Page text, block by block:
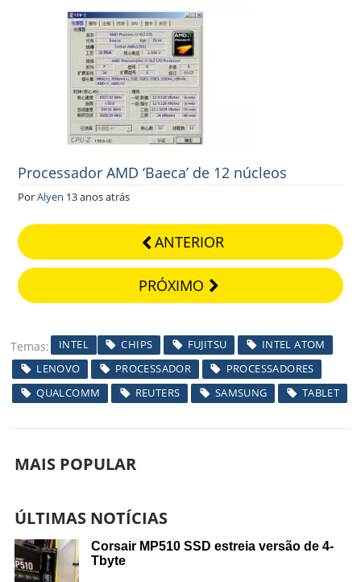
Processador AMD ‘Baeca’ de 12 núcleos
PorAlyen 13 anos atrás
ANTERIOR
PRÓXIMO
Temas INTEL CHIPS FUJITSU
INTEL ATOM
LENOVO
PROCESSADOR
PROCESSADORES
QUALCOMM
REUTERS SAMSUNG TABLET
MAIS POPULAR
ÚLTIMAS NOTÍCIAS
Corsair MP510 SSD estreia versão de 4-
Tbyte